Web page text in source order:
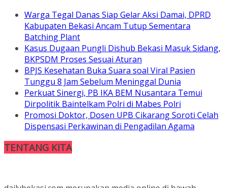
Warga Tegal Danas Siap Gelar Aksi Damai, DPRD
Kabupaten Bekasi Ancam Tutup Sementara
Batching Plant
Kasus Dugaan Pungli Dishub Bekasi Masuk Sidang,
BKPSDM Proses Sesuai Aturan
BPJS Kesehatan Buka Suara soal Viral Pasien
Tunggu 8 Jam Sebelum Meninggal Dunia
Perkuat Sinergi, PB IKA BEM Nusantara Temui
Dirpolitik Baintelkam Polri di Mabes Polri
Promosi Doktor, Dosen UPB Cikarang Soroti Celah
Dispensasi Perkawinan di Pengadilan Agama
TENTANG KITA